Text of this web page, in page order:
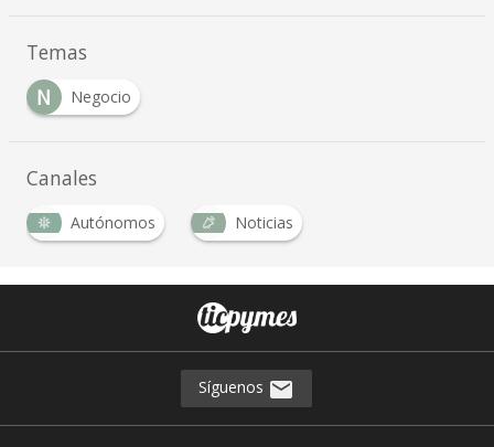
Temas
N
Negocio
Canales
Autónomos Noticias
Síguenos